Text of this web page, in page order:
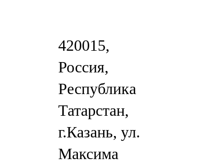
420015,
Россия,
Республика
Татарстан,
г.Казань, ул.
Максима